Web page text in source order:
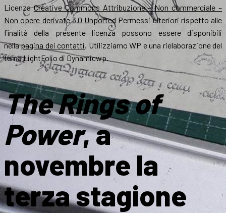
LicenzaCreative Commons Attribuzione – Non commerciale –
Non opere derivate 3.0 Unported Permessi ulteriori rispetto alle
finalità della presente licenza possono essere disponibili
nellapagina dei contatti. Utilizziamo WP e una rielaborazione del
tema LightFolio di Dynamicwp.
The Rings of
Power, a
novembre la
terza stagione